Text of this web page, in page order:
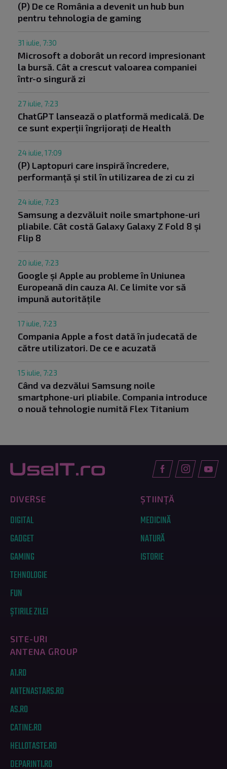
(P) De ce România a devenit un hub bun
pentru tehnologia de gaming
31 iulie, 7:30
Microsoft a doborât un record impresionant
la bursă. Cât a crescut valoarea companiei
într-o singură zi
27 iulie, 7:23
ChatGPT lansează o platformă medicală. De
ce sunt experții îngrijorați de Health
24 iulie, 17:09
(P) Laptopuri care inspiră încredere,
performanță și stil în utilizarea de zi cu zi
24 iulie, 7:23
Samsung a dezvăluit noile smartphone-uri
pliabile. Cât costă Galaxy Galaxy Z Fold 8 și
Flip 8
20 iulie, 7:23
Google și Apple au probleme în Uniunea
Europeană din cauza AI. Ce limite vor să
impună autoritățile
17 iulie, 7:23
Compania Apple a fost dată în judecată de
către utilizatori. De ce e acuzată
15 iulie, 7:23
Când va dezvălui Samsung noile
smartphone-uri pliabile. Compania introduce
o nouă tehnologie numită Flex Titanium
DIVERSE
DIGITAL
GADGET
GAMING
TEHNOLOGIE
FUN
ȘTIRILE ZILEI
ȘTIINȚĂ
MEDICINĂ
NATURĂ
ISTORIE
SITE-URI
ANTENA GROUP
A1.RO
ANTENASTARS.RO
AS.RO
CATINE.RO
HELLOTASTE.RO
DEPARINTI.RO